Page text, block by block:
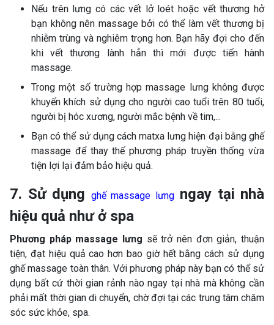
Nếu trên lưng có các vết lở loét hoặc vết thương hở
bạn không nên massage bởi có thể làm vết thương bị
nhiễm trùng và nghiêm trọng hơn. Bạn hãy đợi cho đến
khi vết thương lành hẳn thì mới được tiến hành
massage.
Trong một số trường hợp massage lưng không được
khuyến khích sử dụng cho người cao tuổi trên 80 tuổi,
người bị hóc xương, người mắc bệnh về tim,...
Bạn có thể sử dụng cách matxa lưng hiện đại bằng ghế
massage để thay thế phương pháp truyền thống vừa
tiện lợi lại đảm bảo hiệu quả.
7. Sử dụng ghế massage lưngngay tại nhà
hiệu quả như ở spa
Phương pháp massage lưng sẽ trở nên đơn giản, thuận
tiện, đạt hiệu quả cao hơn bao giờ hết bằng cách sử dụng
ghế massage toàn thân. Với phương pháp này bạn có thể sử
dụng bất cứ thời gian rảnh nào ngay tại nhà mà không cần
phải mất thời gian di chuyển, chờ đợi tại các trung tâm chăm
sóc sức khỏe, spa.